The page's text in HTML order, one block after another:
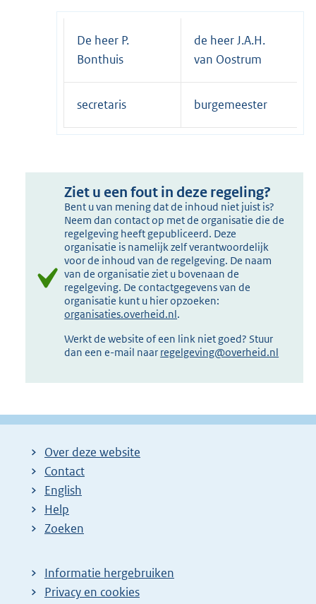
De heer P.
Bonthuis
de heer J.A.H.
van Oostrum
secretaris burgemeester
Ziet u een fout in deze regeling?
Bent u van mening dat de inhoud niet juist is?
Neem dan contact op met de organisatie die de
regelgeving heeft gepubliceerd. Deze
organisatie is namelijk zelf verantwoordelijk
voor de inhoud van de regelgeving. De naam
van de organisatie ziet u bovenaan de
regelgeving. De contactgegevens van de
organisatie kunt u hier opzoeken:
organisaties.overheid.nl.
Werkt de website of een link niet goed? Stuur
dan een e-mail naar regelgeving@overheid.nl
Over deze website
Contact
English
Help
Zoeken
Informatie hergebruiken
Privacy en cookies